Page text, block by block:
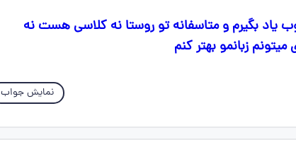
یاد بگیرم و متاسفانه تو روستا نه کلاسی هست نه
زبانمو بهتر کنم
نمایش جواب